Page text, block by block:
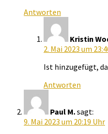
Antworten
Kristin
2. Mai 2023 um
Ist hinzugefügt,
Antworten
Paul M.sagt:
9. Mai 2023 um 20:19 Uhr